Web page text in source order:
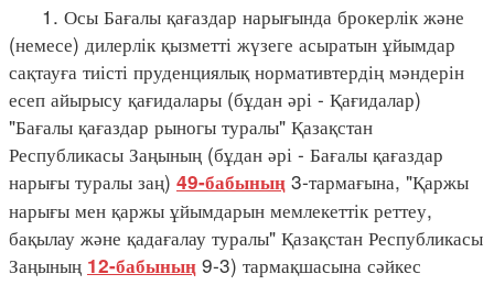
1. Осы Бағалы қағаздар нарығында брокерлік және
(немесе) дилерлік қызметті жүзеге асыратын ұйымдар
сақтауға тиісті пруденциялық нормативтердің мәндерін
есеп айырысу қағидалары (бұдан әрі - Қағидалар)
"Бағалы қағаздар рыногы туралы" Қазақстан
Республикасы Заңының (бұдан әрі - Бағалы қағаздар
нарығы туралы заң) 49-бабының 3-тармағына, "Қаржы
нарығы мен қаржы ұйымдарын мемлекеттік реттеу,
бақылау және қадағалау туралы" Қазақстан Республикасы
Заңының 12-бабының 9-3) тармақшасына сәйкес